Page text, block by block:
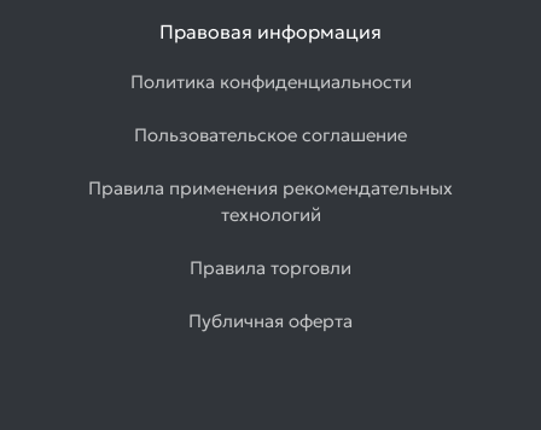
Правовая информация
Политика конфиденциальности
Пользовательское соглашение
Правила применения рекомендательных
технологий
Правила торговли
Публичная оферта